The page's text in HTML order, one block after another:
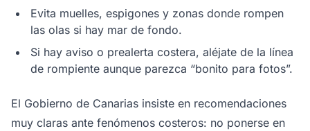
Evita muelles, espigones y zonas donde rompen
las olas si hay mar de fondo.
Si hay aviso o prealerta costera, aléjate de la línea
de rompiente aunque parezca “bonito para fotos”.
El Gobierno de Canarias insiste en recomendaciones
muy claras ante fenómenos costeros: no ponerse en